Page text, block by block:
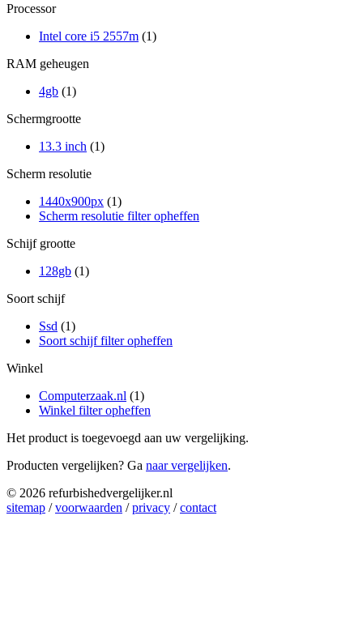
Processor
Intel core i5 2557m (1)
RAM geheugen
4gb (1)
Schermgrootte
13.3 inch (1)
Scherm resolutie
1440x900px (1)
Scherm resolutie filter opheffen
Schijf grootte
128gb (1)
Soort schijf
Ssd (1)
Soort schijf filter opheffen
Winkel
Computerzaak.nl (1)
Winkel filter opheffen
Het product is toegevoegd aan uw vergelijking.
Producten vergelijken? Ga naar vergelijken.
© 2026 refurbishedvergelijker.nl
sitemap /voorwaarden /privacy /contact